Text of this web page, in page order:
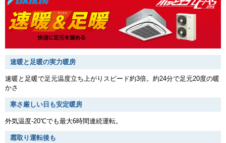
速暖と足暖の実力暖房
速暖と足暖で足元温度立ち上がりスピード約3倍。約24分で足元20度の暖
かさ
寒さ厳しい日も安定暖房
外気温度-20℃でも最大6時間連続運転。
霜取り運転後も